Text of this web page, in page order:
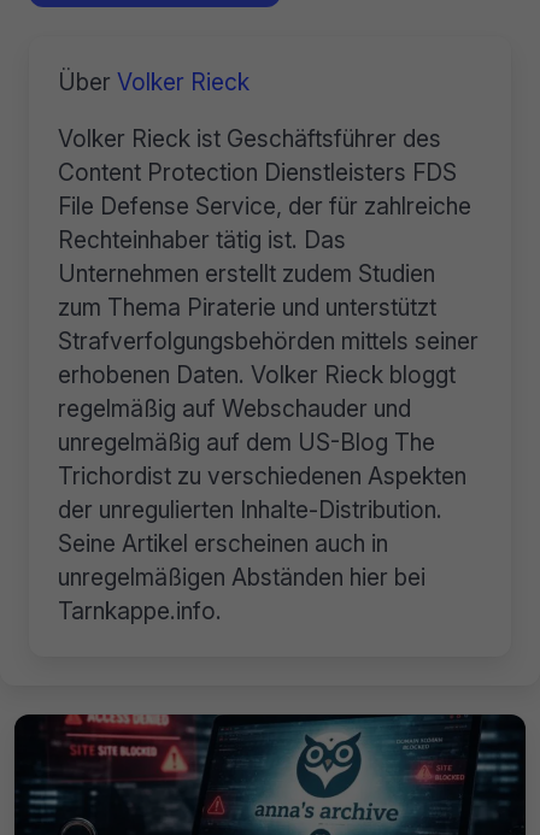
Über Volker Rieck
Volker Rieck ist Geschäftsführer des
Content Protection Dienstleisters FDS
File Defense Service, der für zahlreiche
Rechteinhaber tätig ist. Das
Unternehmen erstellt zudem Studien
zum Thema Piraterie und unterstützt
Strafverfolgungsbehörden mittels seiner
erhobenen Daten. Volker Rieck bloggt
regelmäßig auf Webschauder und
unregelmäßig auf dem US-Blog The
Trichordist zu verschiedenen Aspekten
der unregulierten Inhalte-Distribution.
Seine Artikel erscheinen auch in
unregelmäßigen Abständen hier bei
Tarnkappe.info.